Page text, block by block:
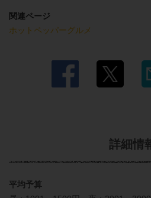
関連ページ
ホットペッパーグルメ
詳細情
平均予算